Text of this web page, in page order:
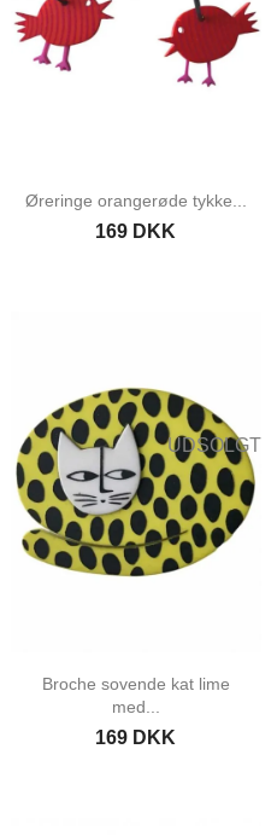
Øreringe orangerøde tykke...
169 DKK
UDSOLGT
Broche sovende kat lime
med...
169 DKK